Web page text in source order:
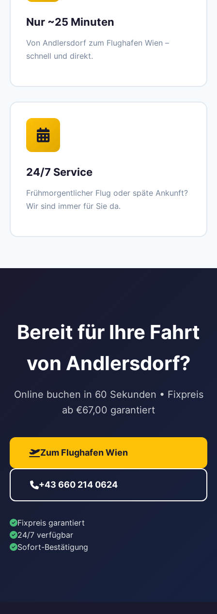
Nur ~25 Minuten
Von Andlersdorf zum Flughafen Wien –
schnell und direkt.
24/7 Service
Frühmorgentlicher Flug oder späte Ankunft?
Wir sind immer für Sie da.
Bereit für Ihre Fahrt
von Andlersdorf?
Online buchen in 60 Sekunden • Fixpreis
ab €67,00 garantiert
Zum Flughafen Wien
+43 660 214 0624
Fixpreis garantiert
24/7 verfügbar
Sofort-Bestätigung